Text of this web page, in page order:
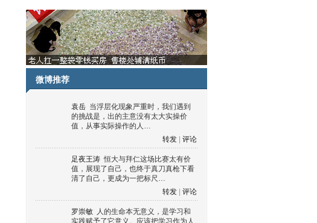
微博推荐
袁岳 当浮层化现象严重时，我们遇到
的挑战是，出的主意没有太大实操价
值，从事实际操作的人…
转发
评论
足夜王涛 恒大与拜仁这场比赛太有价
值，展现了自己，也终于真刀真枪下看
清了自己，更成为一把标尺…
转发
评论
罗崇敏 人的生命本无意义，是学习和
实践赋予了它意义。应该把学习作为人